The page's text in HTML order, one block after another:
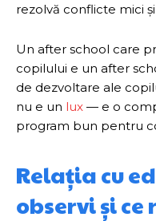
rezolvă conflicte mici
Un after school care
copilului e un after
de dezvoltare ale
nu e un lux — e o
program bun pentru
Relația cu
observi și ce